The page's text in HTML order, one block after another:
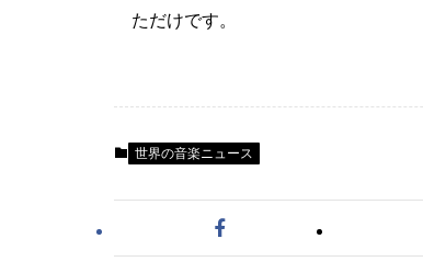
ただけです。
世界の音楽ニュース